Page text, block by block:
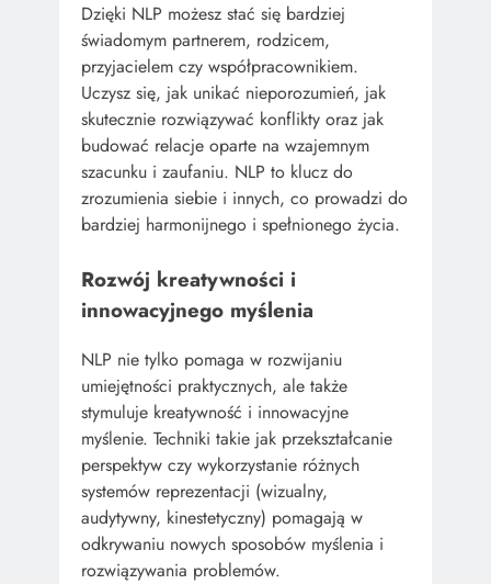
Dzięki NLP możesz stać się bardziej
świadomym partnerem, rodzicem,
przyjacielem czy współpracownikiem.
Uczysz się, jak unikać nieporozumień, jak
skutecznie rozwiązywać konflikty oraz jak
budować relacje oparte na wzajemnym
szacunku i zaufaniu. NLP to klucz do
zrozumienia siebie i innych, co prowadzi do
bardziej harmonijnego i spełnionego życia.
Rozwój kreatywności i
innowacyjnego myślenia
NLP nie tylko pomaga w rozwijaniu
umiejętności praktycznych, ale także
stymuluje kreatywność i innowacyjne
myślenie. Techniki takie jak przekształcanie
perspektyw czy wykorzystanie różnych
systemów reprezentacji (wizualny,
audytywny, kinestetyczny) pomagają w
odkrywaniu nowych sposobów myślenia i
rozwiązywania problemów.